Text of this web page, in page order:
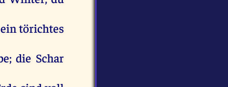
ein törichtes
;die Schar